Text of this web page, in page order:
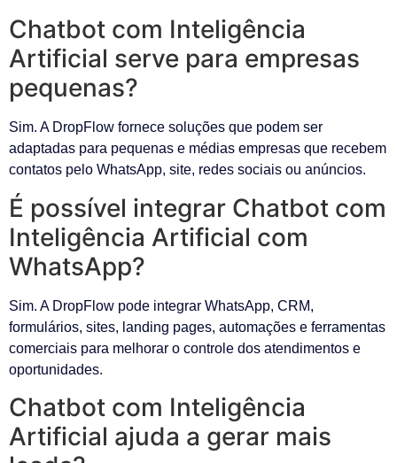
Chatbot com Inteligência
Artificial serve para empresas
pequenas?
Sim. A DropFlow fornece soluções que podem ser
adaptadas para pequenas e médias empresas que recebem
contatos pelo WhatsApp, site, redes sociais ou anúncios.
É possível integrar Chatbot com
Inteligência Artificial com
WhatsApp?
Sim. A DropFlow pode integrar WhatsApp, CRM,
formulários, sites, landing pages, automações e ferramentas
comerciais para melhorar o controle dos atendimentos e
oportunidades.
Chatbot com Inteligência
Artificial ajuda a gerar mais